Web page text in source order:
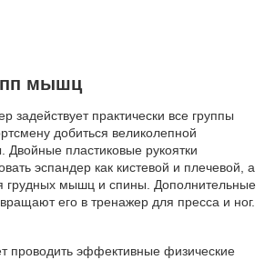
мышц
задействует практически все группы
добиться великолепной
пластиковые рукоятки
эспандер как кистевой и плечевой, а
грудных мышц и спины. Дополнительные
его в тренажер для пресса и ног.
проводить эффективные физические